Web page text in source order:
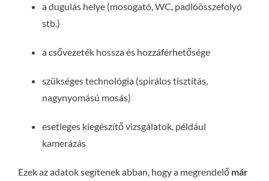
a dugulás helye (mosogató, WC, padlóösszefolyó
stb.)
a csővezeték hossza és hozzáférhetősége
szükséges technológia (spirálos tisztítás,
nagynyomású mosás)
esetleges kiegészítő vizsgálatok, például
kamerázás
Ezek az adatok segítenek abban, hogy a megrendelő már